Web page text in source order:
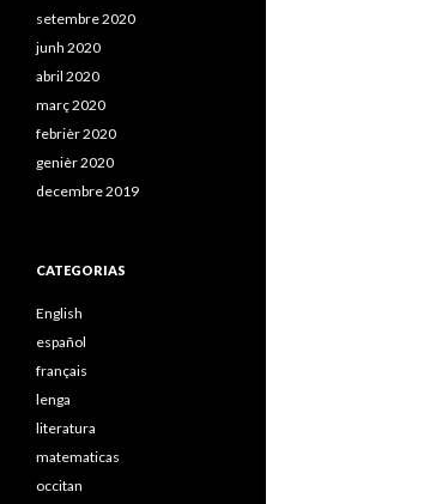
setembre 2020
junh 2020
abril 2020
març 2020
febrièr 2020
genièr 2020
decembre 2019
CATEGORIAS
English
español
français
lenga
literatura
matematicas
occitan